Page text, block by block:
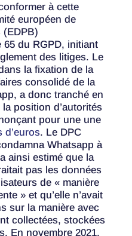
à cette
européen de
65 du RGPD, initiant
des litiges. Le
la fixation de la
consolidé de la
a donc tranché en
position d’autorités
pour une une
d’euros. Le DPC
Whatsapp à
ainsi estimé que la
pas les données
de « manière
» et qu’elle n’avait
sur la manière avec
collectées, stockées
En novembre 2021,